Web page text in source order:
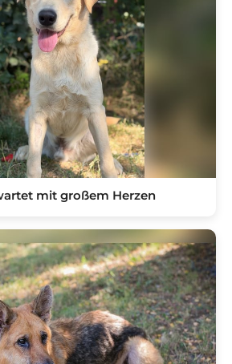
mit großem Herzen